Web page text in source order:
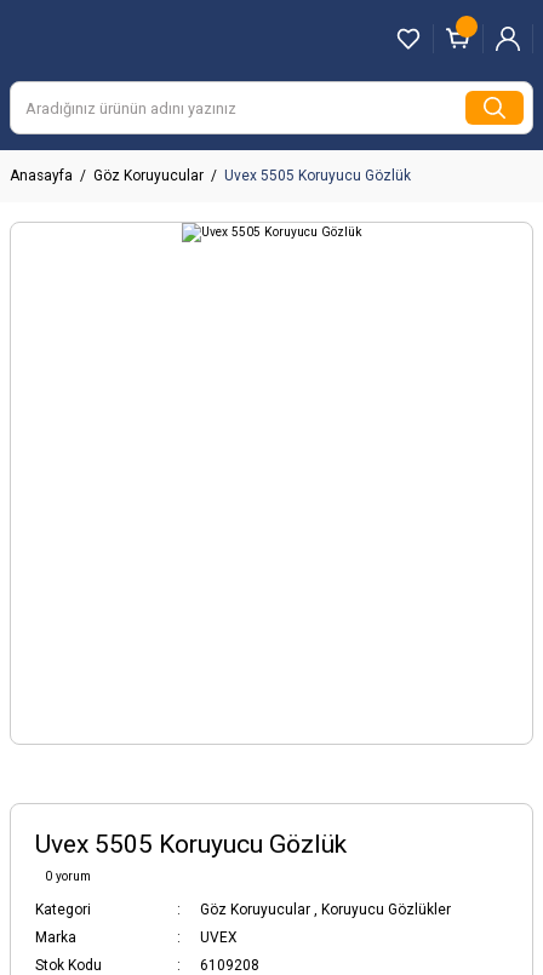
Anasayfa Göz Koruyucular Uvex 5505 Koruyucu Gözlük
Uvex 5505 Koruyucu Gözlük
0 yorum
Kategori Göz Koruyucular , Koruyucu Gözlükler
Marka
UVEX
Stok Kodu
6109208